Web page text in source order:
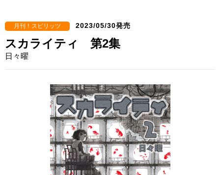
月刊！スピリッツ 2023/05/30発売
スカライティ 第2集
日々曜